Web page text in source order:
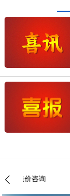
造价咨询